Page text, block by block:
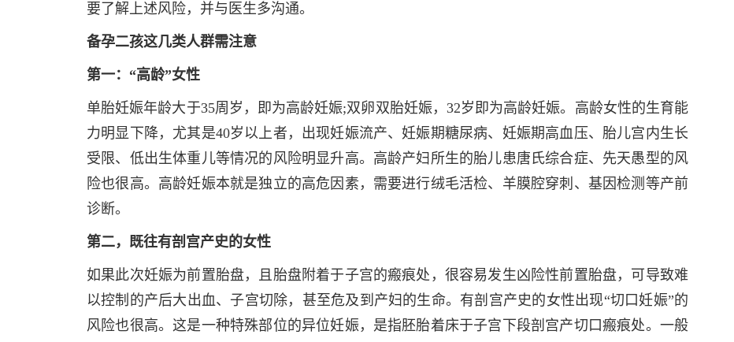
要了解上述风险，并与医生多沟通。
备孕二孩这几类人群需注意
第一：“高龄”女性
单胎妊娠年龄大于35周岁，即为高龄妊娠;双卵双胎妊娠，32岁即为高龄妊娠。高龄女性的生育能
力明显下降，尤其是40岁以上者，出现妊娠流产、妊娠期糖尿病、妊娠期高血压、胎儿宫内生长
受限、低出生体重儿等情况的风险明显升高。高龄产妇所生的胎儿患唐氏综合症、先天愚型的风
险也很高。高龄妊娠本就是独立的高危因素，需要进行绒毛活检、羊膜腔穿刺、基因检测等产前
诊断。
第二，既往有剖宫产史的女性
如果此次妊娠为前置胎盘，且胎盘附着于子宫的瘢痕处，很容易发生凶险性前置胎盘，可导致难
以控制的产后大出血、子宫切除，甚至危及到产妇的生命。有剖宫产史的女性出现“切口妊娠”的
风险也很高。这是一种特殊部位的异位妊娠，是指胚胎着床于子宫下段剖宫产切口瘢痕处。一般
李翠玲 副主任医师
咨询